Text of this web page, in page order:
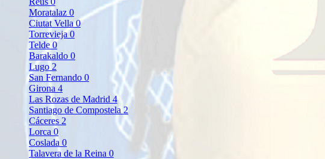
Moratalaz 0
Ciutat Vella0
Torrevieja0
Telde0
Barakaldo 0
Lugo 2
San Fernando 0
Girona 4
Las Rozas de Madrid 4
Santiago de Compostela2
Cáceres 2
Lorca 0
Coslada 0
Talavera de la Reina 0